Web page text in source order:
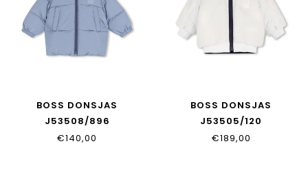
BOSS DONSJAS
J53508/896
€140,00
BOSS DONSJAS
J53505/120
€189,00